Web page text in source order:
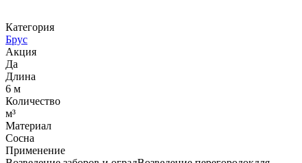
Категория
Брус
Акция
Да
Длина
6 м
Количество
м³
Материал
Сосна
Применение